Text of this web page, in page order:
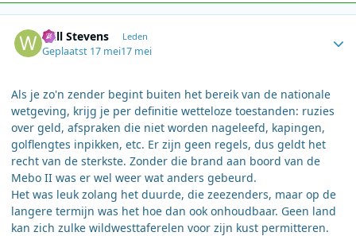
Will Stevens Leden
Geplaatst 17 mei17 mei
Als je zo'n zender begint buiten het bereik van de nationale
wetgeving, krijg je per definitie wetteloze toestanden: ruzies
over geld, afspraken die niet worden nageleefd, kapingen,
golflengtes inpikken, etc. Er zijn geen regels, dus geldt het
recht van de sterkste. Zonder die brand aan boord van de
Mebo II was er wel weer wat anders gebeurd.
Het was leuk zolang het duurde, die zeezenders, maar op de
langere termijn was het hoe dan ook onhoudbaar. Geen land
kan zich zulke wildwesttaferelen voor zijn kust permitteren.